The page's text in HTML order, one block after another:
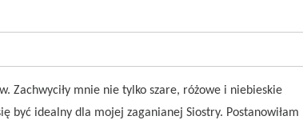
Zachwyciły mnie nie tylko szare, różowe i niebieskie
być idealny dla mojej zaganianej Siostry. Postanowiłam